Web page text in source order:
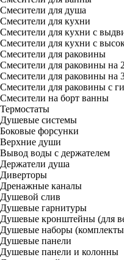
Смесители для душа
Смесители для кухни
Смесители для кухни с
Смесители для кухни с
Смесители для раковины
Смесители для раковины на
Смесители для раковины на
Смесители для раковины с
Смесители на борт ванны
Термостаты
Душевые системы
Боковые форсунки
Верхние души
Вывод воды с держателем
Держатели душа
Диверторы
Дренажные каналы
Душевой слив
Душевые гарнитуры
Душевые кронштейны (для
Душевые наборы
Душевые панели
Душевые панели и колонны